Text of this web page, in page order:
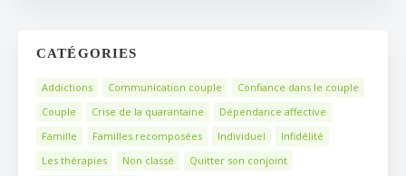
CATÉGORIES
Addictions Communication couple
Confiance dans le couple
Couple
Crise de la quarantaine
Dépendance affective
Famille
Familles recomposées Individuel
Infidélité
Les thérapies
Non classé
Quitter son conjoint